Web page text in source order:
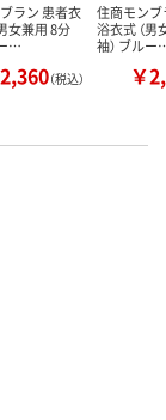
ラン 患者衣
女兼用 8分
…
（税込）
住商モン
浴衣式 （男
袖） ブル
￥